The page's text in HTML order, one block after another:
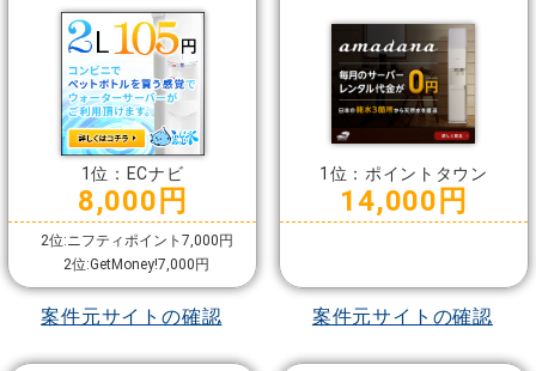
1位：ECナビ
8,000円
2位:ニフティポイント7,000円
2位:GetMoney!7,000円
案件元サイトの確認
1位：ポイントタウン
14,000円
案件元サイトの確認